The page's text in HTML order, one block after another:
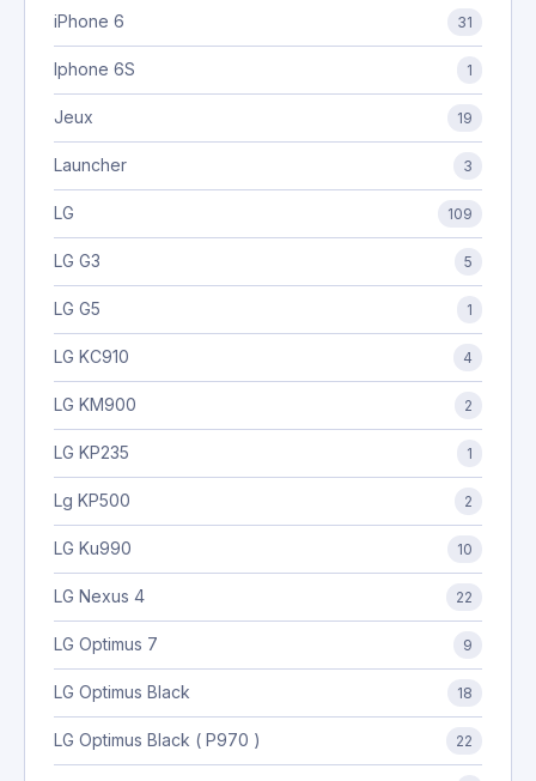
iPhone 6 31
Iphone 6S 1
Jeux 19
Launcher 3
LG 109
LG G3 5
LG G5 1
LG KC910 4
LG KM900 2
LG KP235 1
Lg KP500 2
LG Ku990 10
LG Nexus 4 22
LG Optimus 7 9
LG Optimus Black 18
LG Optimus Black ( P970 ) 22